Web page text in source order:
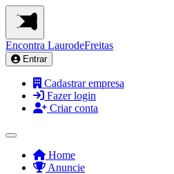
Encontra LaurodeFreitas
Entrar
Cadastrar empresa
Fazer login
Criar conta
Home
Anuncie